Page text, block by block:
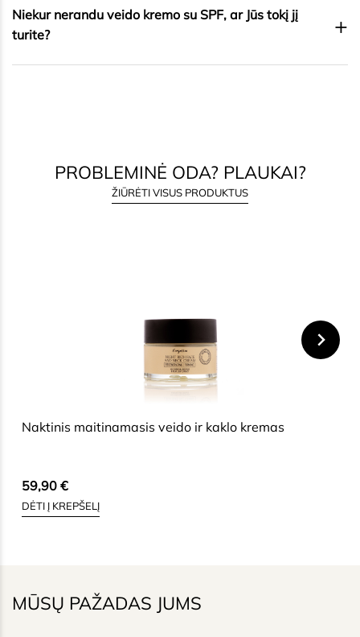
Niekur nerandu veido kremo su SPF, ar Jūs tokį jį
turite?
+
PROBLEMINĖ ODA? PLAUKAI?
ŽIŪRĖTI VISUS PRODUKTUS
Naktinis maitinamasis veido ir kaklo kremas
59,90 €
DĖTI Į KREPŠELĮ
MŪSŲ PAŽADAS JUMS